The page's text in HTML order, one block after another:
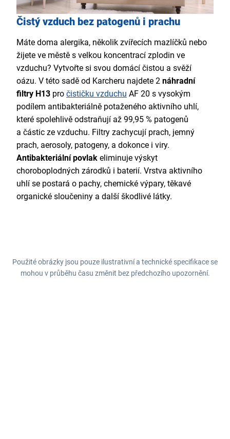
Čistý vzduch bez patogenů i prachu
Máte doma alergika, několik zvířecích mazlíčků nebo
žijete ve městě s velkou koncentrací zplodin ve
vzduchu? Vytvořte si svou domácí čistou a svěží
oázu. V této sadě od Karcheru najdete 2 náhradní
filtry H13 pro čističku vzduchu AF 20 s vysokým
podílem antibakteriálně potaženého aktivního uhlí,
které spolehlivě odstraňují až 99,95 % patogenů
a částic ze vzduchu. Filtry zachycují prach, jemný
prach, aerosoly, patogeny, a dokonce i viry.
Antibakteriální povlak eliminuje výskyt
choroboplodných zárodků i baterií. Vrstva aktivního
uhlí se postará o pachy, chemické výpary, těkavé
organické sloučeniny a další škodlivé látky.
Použité obrázky jsou pouze ilustrativní a technické specifikace se
mohou v průběhu času změnit bez předchozího upozornění.